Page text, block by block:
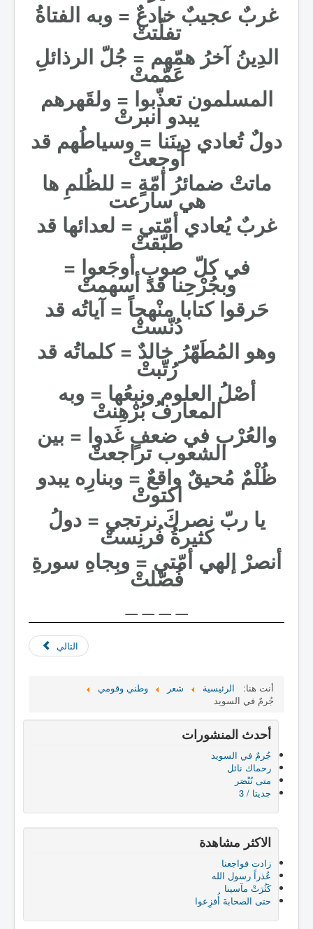
غربٌ عجيبٌ خادعٌ = وبه الفتاةُ
تفلّتتْ
الدِينُ آخرُ همّهم = جُلّ الرذائلِ
عَمّمتْ
المسلمون تعذّبوا = ولقَهرهم
يبدو انبرتْ
دولٌ تُعادي دِينَنا = وسياطُهم قد
أوجعتْ
ماتتْ ضمائرُ أمّةٍ = للظُلمِ ها
هي سارعت
غربٌ يُعادي أمّتي = لعدائها قد
طبّقتْ
في كلّ صوبٍ أوجَعوا =
وبجُرْحِنا قد أسهمتْ
حَرقوا كتابا منْهجاً = آياتُه قد
دُنّستْ
وهو المُطَهّرُ خالدٌ = كلماتُه قد
رُتّبتْ
أصْلُ العلوم ونبعُها = وبه
المعارفُ بُرْهِنتْ
والعُرْب في ضعفٍ غَدوا = بين
الشعوب تراجعتْ
ظُلْمٌ مُحيقٌ واقعٌ = وبنارِه يبدو
اكتوتْ
يا ربّ نصركَ نرتجي = دولُ
كثيرةُ فُرنِستْ
أنصرْ إلهي أمّتي = وبِجاهِ سورةِ
فُصّلتْ
التالي
أنت هنا: الرئيسية شعر
وطني وقومي
جُرمٌ في السويد
أحدث المنشورات
جُرمٌ في السويد
رحماك نائل
متى نُنْصَر
جديتا / 3
الاكثر مشاهدة
زادت فواجعنا
عُذراً رسول الله
كَثُرَتْ مآسينا
حتى الصحابةَ أُفزِعوا